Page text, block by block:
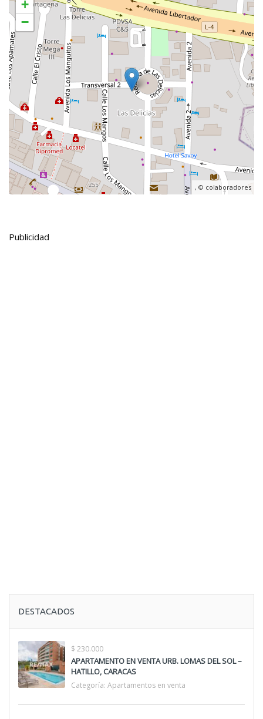
+
−
, © colaboradores
Publicidad
DESTACADOS
$ 230.000
APARTAMENTO EN VENTA URB. LOMAS DEL SOL –
HATILLO, CARACAS
Categoría: Apartamentos en venta